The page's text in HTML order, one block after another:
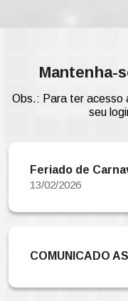
Mantenha-
Obs.: Para ter acesso
seu
Feriado de
13/02/2026
COMUNICADO